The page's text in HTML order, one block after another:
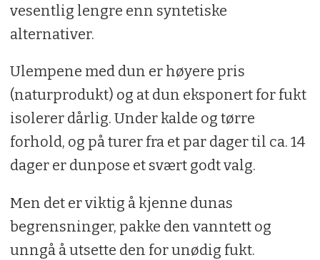
vesentlig lengre enn syntetiske
alternativer.
Ulempene med dun er høyere pris
(naturprodukt) og at dun eksponert for fukt
isolerer dårlig. Under kalde og tørre
forhold, og på turer fra et par dager til ca. 14
dager er dunpose et svært godt valg.
Men det er viktig å kjenne dunas
begrensninger, pakke den vanntett og
unngå å utsette den for unødig fukt.